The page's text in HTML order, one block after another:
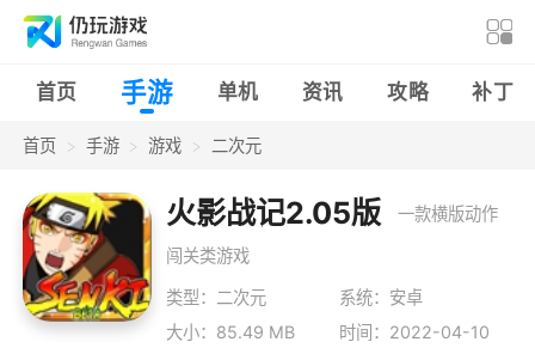
首页 手游 单机 资讯 攻略 补丁
首页 手游 游戏 二次元
火影战记2.05版 一款横版动作
闯关类游戏
类型：二次元
系统：安卓
大小：85.49 MB
时间：2022-04-10